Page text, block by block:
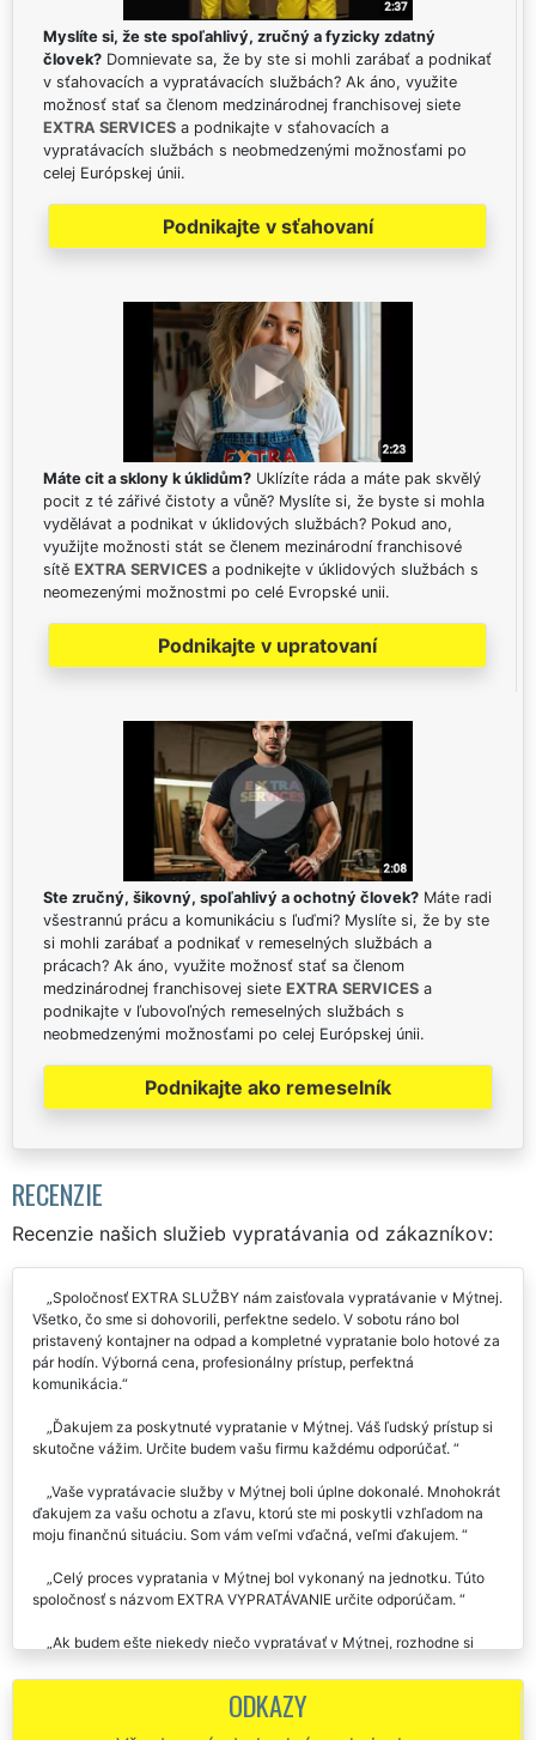
Myslíte si, že ste spoľahlivý, zručný a fyzicky zdatný
človek? Domnievate sa, že by ste si mohli zarábať a podnikať
v sťahovacích a vypratávacích službách? Ak áno, využite
možnosť stať sa členom medzinárodnej franchisovej siete
EXTRA SERVICES a podnikajte v sťahovacích a
vypratávacích službách s neobmedzenými možnosťami po
celej Európskej únii.
Podnikajte v sťahovaní
Máte cit a sklony k úklidům? Uklízíte ráda a máte pak skvělý
pocit z té zářivé čistoty a vůně? Myslíte si, že byste si mohla
vydělávat a podnikat v úklidových službách? Pokud ano,
využijte možnosti stát se členem mezinárodní franchisové
sítě EXTRA SERVICES a podnikejte v úklidových službách s
neomezenými možnostmi po celé Evropské unii.
Podnikajte v upratovaní
Ste zručný, šikovný, spoľahlivý a ochotný človek? Máte radi
všestrannú prácu a komunikáciu s ľuďmi? Myslíte si, že by ste
si mohli zarábať a podnikať v remeselných službách a
prácach? Ak áno, využite možnosť stať sa členom
medzinárodnej franchisovej siete EXTRA SERVICES a
podnikajte v ľubovoľných remeselných službách s
neobmedzenými možnosťami po celej Európskej únii.
Podnikajte ako remeselník
RECENZIE
Recenzie našich služieb vypratávania od zákazníkov:
Spoločnosť EXTRA SLUŽBY nám zaisťovala vypratávanie v Mýtnej.
Všetko, čo sme si dohovorili, perfektne sedelo. V sobotu ráno bol
pristavený kontajner na odpad a kompletné vypratanie bolo hotové za
pár hodín. Výborná cena, profesionálny prístup, perfektná
komunikácia.
Ďakujem za poskytnuté vypratanie v Mýtnej. Váš ľudský prístup si
skutočne vážim. Určite budem vašu firmu každému odporúčať.
Vaše vypratávacie služby v Mýtnej boli úplne dokonalé. Mnohokrát
ďakujem za vašu ochotu a zľavu, ktorú ste mi poskytli vzhľadom na
moju finančnú situáciu. Som vám veľmi vďačná, veľmi ďakujem.
Celý proces vypratania v Mýtnej bol vykonaný na jednotku. Túto
spoločnosť s názvom EXTRA VYPRATÁVANIE určite odporúčam.
Ak budem ešte niekedy niečo vypratávať v Mýtnej, rozhodne si
veľmi ľudský prístup. Ďakujem.ODKAZY